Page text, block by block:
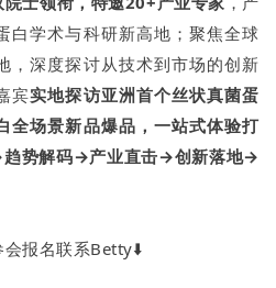
白学术与科研新高地；聚焦全球
，深度探讨从技术到市场的创新
宾实地探访亚洲首个丝状真菌蛋
全场景新品爆品，一站式体验打
势解码→产业直击→创新落地→
会报名联系Betty⬇️